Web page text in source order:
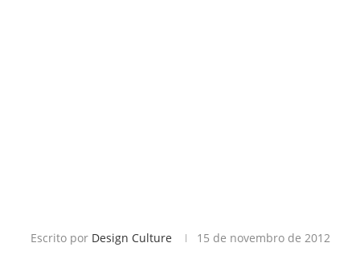
Escrito por Design Culture 15 de novembro de 2012